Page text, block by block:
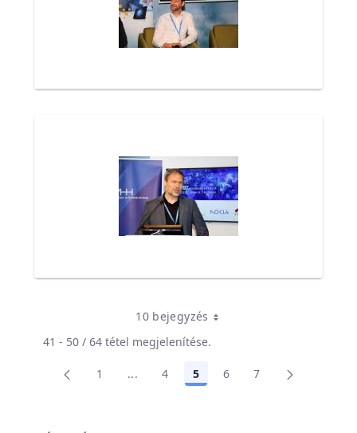
10 bejegyzés
41 - 50 / 64 tétel megjelenítése.
Oldal
1 ...Köztes oldalak Navigáljon a TAB
Oldal
4 Oldal
5 Oldal
6 Oldal
7